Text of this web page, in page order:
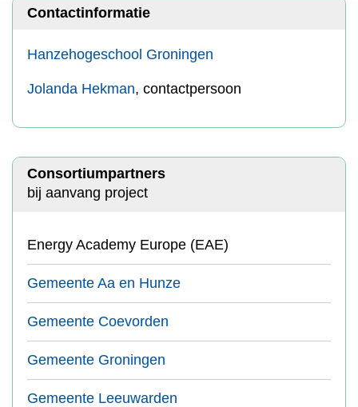
Contactinformatie
Hanzehogeschool Groningen
Jolanda Hekman, contactpersoon
Consortiumpartners
bij aanvang project
Energy Academy Europe (EAE)
Gemeente Aa en Hunze
Gemeente Coevorden
Gemeente Groningen
Gemeente Leeuwarden